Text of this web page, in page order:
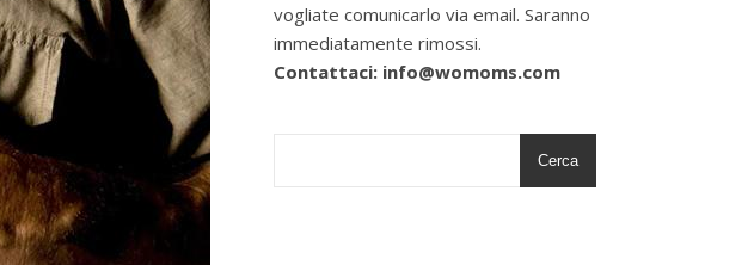
vogliate comunicarlo via email. Saranno
immediatamente rimossi.
Contattaci: info@womoms.com
Cerca